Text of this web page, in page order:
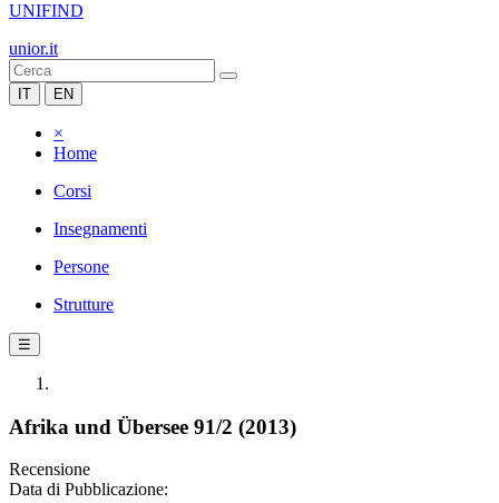
UNIFIND
unior.it
IT EN
×
Home
Corsi
Insegnamenti
Persone
Strutture
☰
Afrika und Übersee 91/2 (2013)
Recensione
Data di Pubblicazione: